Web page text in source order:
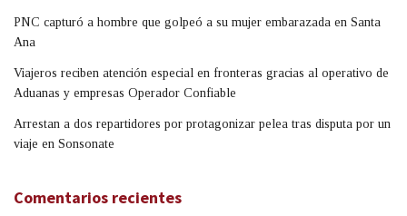
PNC capturó a hombre que golpeó a su mujer embarazada en Santa
Ana
Viajeros reciben atención especial en fronteras gracias al operativo de
Aduanas y empresas Operador Confiable
Arrestan a dos repartidores por protagonizar pelea tras disputa por un
viaje en Sonsonate
Comentarios recientes